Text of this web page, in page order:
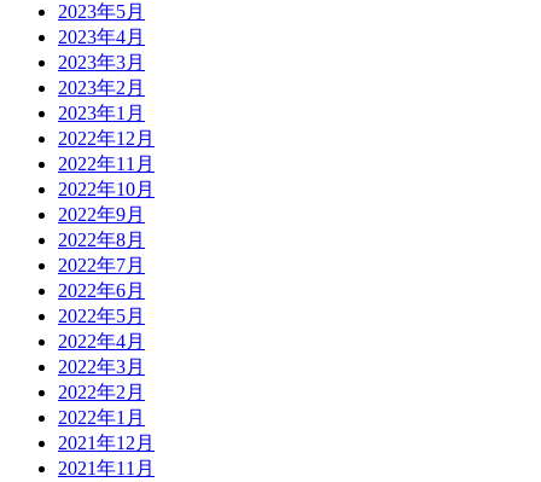
2023年5月
2023年4月
2023年3月
2023年2月
2023年1月
2022年12月
2022年11月
2022年10月
2022年9月
2022年8月
2022年7月
2022年6月
2022年5月
2022年4月
2022年3月
2022年2月
2022年1月
2021年12月
2021年11月